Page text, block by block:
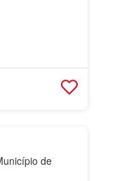
de